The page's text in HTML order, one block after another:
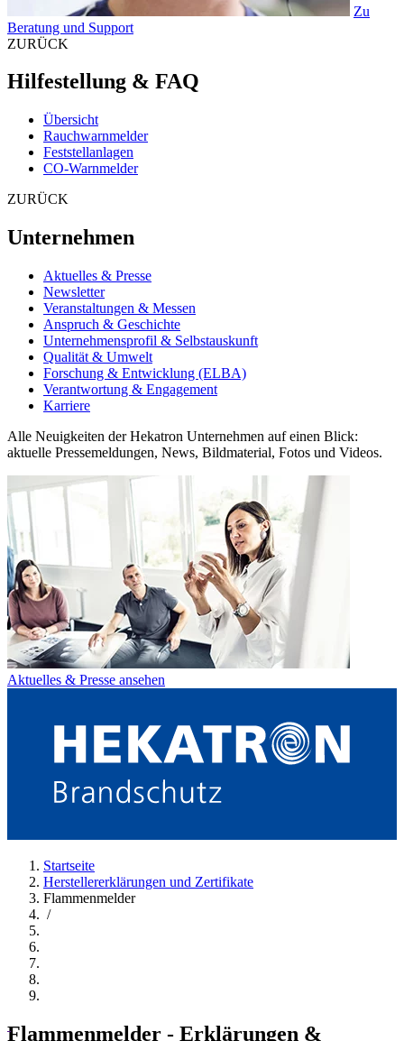
Zu
Beratung und Support
ZURÜCK
Hilfestellung & FAQ
Übersicht
Rauchwarnmelder
Feststellanlagen
CO-Warnmelder
ZURÜCK
Unternehmen
Aktuelles & Presse
Newsletter
Veranstaltungen & Messen
Anspruch & Geschichte
Unternehmensprofil & Selbstauskunft
Qualität & Umwelt
Forschung & Entwicklung (ELBA)
Verantwortung & Engagement
Karriere
Alle Neuigkeiten der Hekatron Unternehmen auf einen Blick:
aktuelle Pressemeldungen, News, Bildmaterial, Fotos und Videos.
Aktuelles & Presse ansehen
Startseite
Herstellererklärungen und Zertifikate
Flammenmelder
/
Flammenmelder - Erklärungen &